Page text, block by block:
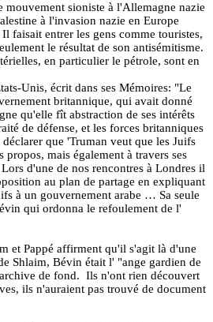
mouvement sioniste à l'Allemagne nazie
à l'invasion nazie en Europe
Il faisait entrer les gens comme touristes,
le résultat de son antisémitisme.
en particulier le pétrole, sont en
Unis, écrit dans ses Mémoires: "Le
britannique, qui avait donné
qu'elle fît abstraction de ses intérêts
de défense, et les forces britanniques
que 'Truman veut que les Juifs
mais également à travers ses
Lors d'une de nos rencontres à Londres il
au plan de partage en expliquant
à un gouvernement arabe … Sa seule
qui ordonna le refoulement de l'
et Pappé affirment qu'il s'agit là d'une
Shlaim, Bévin était l' "ange gardien de
de fond. Ils n'ont rien découvert
ils n'auraient pas trouvé de document